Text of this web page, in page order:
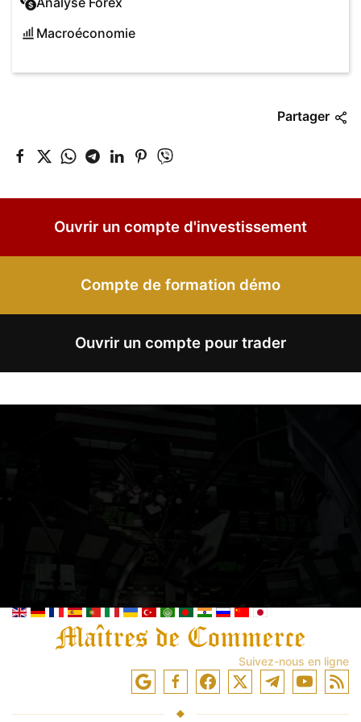
Macroéconomie
Partager
Ouvrir un compte d'investissement
Compte de formation démo
Ouvrir un compte pour trader
Suivez-nous en ligne